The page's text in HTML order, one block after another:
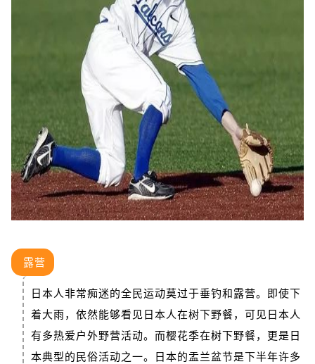
露营
日本人非常痴迷的全民运动莫过于垂钓和露营。即使下
着大雨，依然能够看见日本人在树下野餐，可见日本人
有多热爱户外野营活动。而樱花季在树下野餐，更是日
本典型的民俗活动之一。日本的盂兰盆节是下半年许多